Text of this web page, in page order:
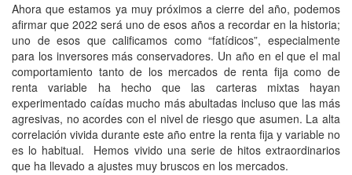
Ahora que estamos ya muy próximos a cierre del año, podemos
afirmar que 2022 será uno de esos años a recordar en la historia;
uno de esos que calificamos como “fatídicos”, especialmente
para los inversores más conservadores. Un año en el que el mal
comportamiento tanto de los mercados de renta fija como de
renta variable ha hecho que las carteras mixtas hayan
experimentado caídas mucho más abultadas incluso que las más
agresivas, no acordes con el nivel de riesgo que asumen. La alta
correlación vivida durante este año entre la renta fija y variable no
es lo habitual. Hemos vivido una serie de hitos extraordinarios
que ha llevado a ajustes muy bruscos en los mercados.